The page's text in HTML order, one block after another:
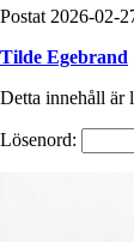
Postat 2026-02-
Tilde Egebrand
Detta innehåll är
Lösenord: